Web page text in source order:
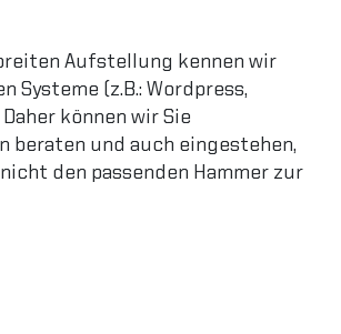
Aufstellung kennen wir
Systeme (z.B.: Wordpress,
Daher können wir Sie
beraten und auch eingestehen,
den passenden Hammer zur